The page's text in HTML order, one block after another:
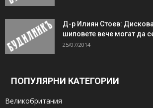
Д-р Илиян Стоев:
шиповете вече могат да
25/07/2014
ПОПУЛЯРНИ КАТЕГОРИИ
Великобритания